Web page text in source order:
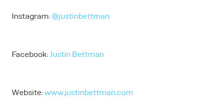
Instagram:@justinbettman
Facebook: Justin Bettman
Website:www.justinbettman.com